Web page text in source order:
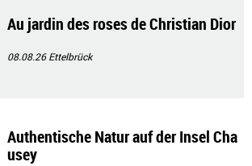
Au jardin des roses de Christian Dior
08.08.26Ettelbrück
Authentische Natur auf der Insel Cha
usey